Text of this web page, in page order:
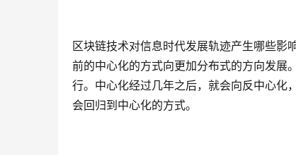
区块链技术对信息时代发展轨迹产生哪些影
前的中心化的方式向更加分布式的方向发展
行。中心化经过几年之后，就会向反中心化
会回归到中心化的方式。